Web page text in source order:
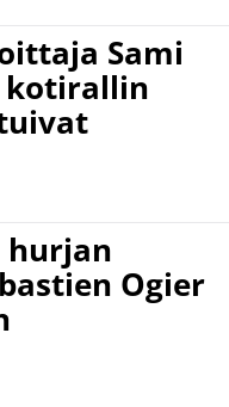
Sami
kotirallin
hurjan
Ogier